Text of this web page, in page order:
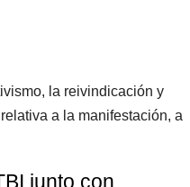
la reivindicación y
a la manifestación, a
junto con ,